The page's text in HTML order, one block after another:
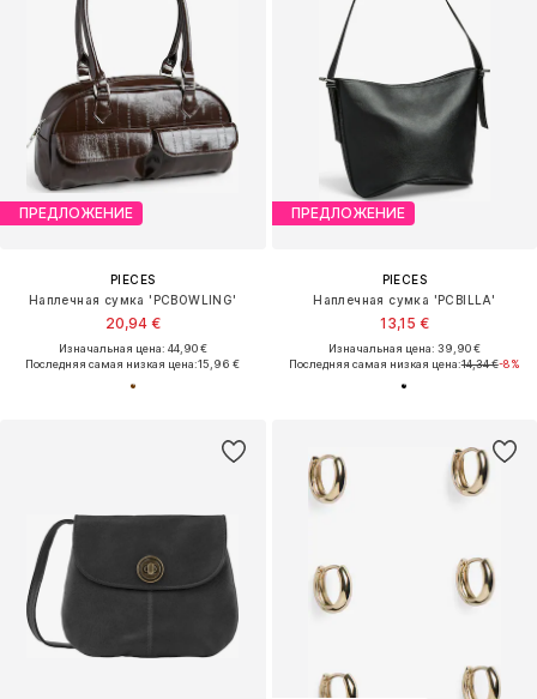
ПРЕДЛОЖЕНИЕ
PIECES
Наплечная сумка 'PCBOWLING'
20,94 €
Изначальная цена: 44,90 €
Последняя самая низкая цена:15,96 €
ПРЕДЛОЖЕНИЕ
PIECES
Наплечная сумка 'PCBILLA'
13,15 €
Изначальная цена: 39,90 €
Последняя самая низкая цена:14,34 €-8%